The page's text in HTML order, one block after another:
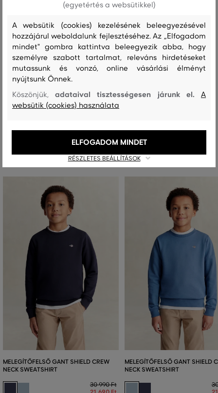
87 % 13 %
Kezelési útmutató
MOSÁS FEHÉRÍTÉS SZÁRÍTÁS VASALÁS TISZTÍTÁS
Ajánlott termékek
MELEGÍTŐFELSŐ GANT SHIELD CREW
NECK SWEATSHIRT
30 990 Ft
MELEGÍTŐFELSŐ GANT SHIELD
NECK SWEATSHIRT
(egyetértés a websütikkel)
A websütik (cookies) kezelésének beleegyezésével
hozzájárul weboldalunk fejlesztéséhez. Az „Elfogadom
mindet" gombra kattintva beleegyezik abba, hogy
személyre szabott tartalmat, releváns hirdetéseket
mutassunk és vonzó, online vásárlási élményt
nyújtsunk Önnek.
Köszönjük,adataival tisztességesen járunk el.A
websütik (cookies) használata
RÉSZLETES BEÁLLÍTÁSOK
ELFOGADOM MINDET